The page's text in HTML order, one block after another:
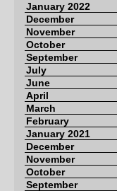
January 2022
December
November
October
September
July
June
April
March
February
January 2021
December
November
October
September